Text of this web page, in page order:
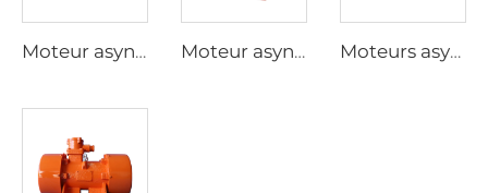
Moteur asynchrone triphasé pour actionneurs électriques de vannes de la série YBDF2 Moteur asynchrone triphasé antidéflagrant à poussières à basse tension à haute efficacité de la série YFB4 Moteurs asynchrones triphasés antidéflagrants à poussières de la série YFB3